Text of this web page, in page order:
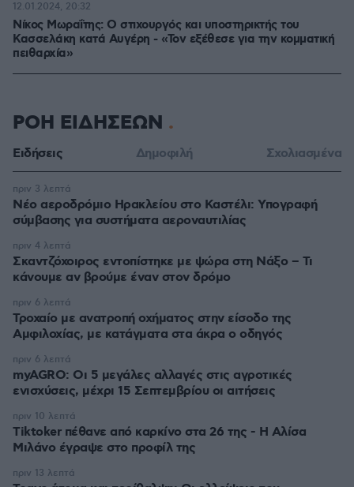
Νίκος Μωραΐτης: Ο στιχουργός και υποστηρικτής του
Κασσελάκη κατά Αυγέρη - «Τον εξέθεσε για την κομματική
πειθαρχία»
12.01.2024, 20:32
ΡΟΗ ΕΙΔΗΣΕΩΝ
Ειδήσεις Δημοφιλή Σχολιασμένα
Νέο αεροδρόμιο Ηρακλείου στο Καστέλι: Υπογραφή
σύμβασης για συστήματα αεροναυτιλίας
πριν 3 λεπτά
Σκαντζόχοιρος εντοπίστηκε με ψώρα στη Νάξο – Τι
κάνουμε αν βρούμε έναν στον δρόμο
πριν 4 λεπτά
Τροχαίο με ανατροπή οχήματος στην είσοδο της
Αμφιλοχίας, με κατάγματα στα άκρα ο οδηγός
πριν 6 λεπτά
myAGRO: Οι 5 μεγάλες αλλαγές στις αγροτικές
ενισχύσεις, μέχρι 15 Σεπτεμβρίου οι αιτήσεις
πριν 6 λεπτά
Tiktoker πέθανε από καρκίνο στα 26 της - Η Αλίσα
Μιλάνο έγραψε στο προφίλ της
πριν 10 λεπτά
πριν 13 λεπτά